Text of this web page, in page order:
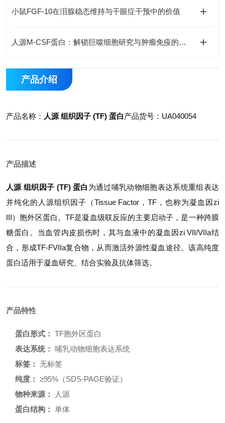
小鼠FGF-10在泪腺稳态维持与干眼症干预中的价值
人源M-CSF蛋白：解锁巨噬细胞研究与肿瘤免疫的科研密钥
产品介绍
产品名称： 人源 组织因子 (TF) 蛋白产品货号：UA040054
产品描述
人源 组织因子 (TF) 蛋白 为通过哺乳动物细胞表达系统重组表达
并纯化的人源组织因子（Tissue Factor，TF，也称为凝血因zi
III）胞外区蛋白。TF是凝血级联反应的主要启动子，是一种跨膜
糖蛋白。当血管内皮损伤时，其与血液中的凝血因zi VII/VIIa结
合，形成TF-FVIIa复合物，从而激活外源性凝血途径。该高纯度
蛋白适用于凝血研究、结合实验及抗体筛选。
产品特性
蛋白形式： TF胞外区蛋白
表达系统： 哺乳动物细胞表达系统
标签： 无标签
纯度： ≥95%（SDS-PAGE验证）
物种来源：
人源
蛋白结构： 单体